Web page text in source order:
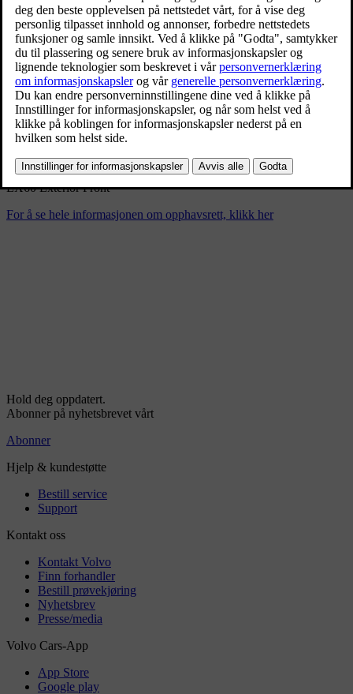
EX60 Exterior Front
1/8/2026
Bokmerke
Del
Last ned
EX60 Exterior Front
For å se hele informasjonen om opphavsrett, klikk her